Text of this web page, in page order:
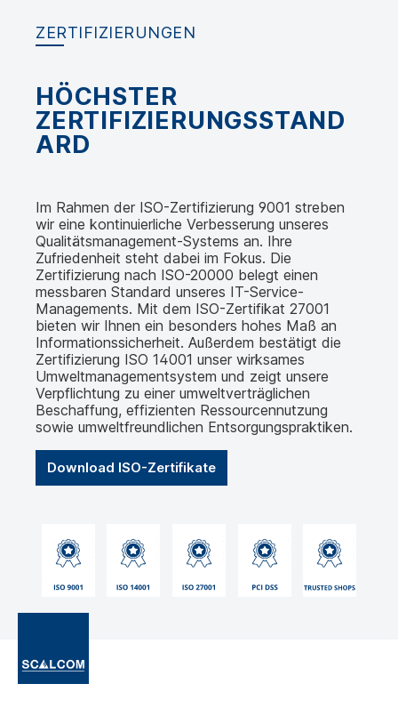
ZERTIFIZIERUNGEN
HÖCHSTER
ZERTIFIZIERUNGSSTAND
ARD
Im Rahmen der ISO-Zertifizierung 9001 streben
wir eine kontinuierliche Verbesserung unseres
Qualitätsmanagement-Systems an. Ihre
Zufriedenheit steht dabei im Fokus. Die
Zertifizierung nach ISO-20000 belegt einen
messbaren Standard unseres IT-Service-
Managements. Mit dem ISO-Zertifikat 27001
bieten wir Ihnen ein besonders hohes Maß an
Informationssicherheit. Außerdem bestätigt die
Zertifizierung ISO 14001 unser wirksames
Umweltmanagementsystem und zeigt unsere
Verpflichtung zu einer umweltverträglichen
Beschaffung, effizienten Ressourcennutzung
sowie umweltfreundlichen Entsorgungspraktiken.
Download ISO-Zertifikate